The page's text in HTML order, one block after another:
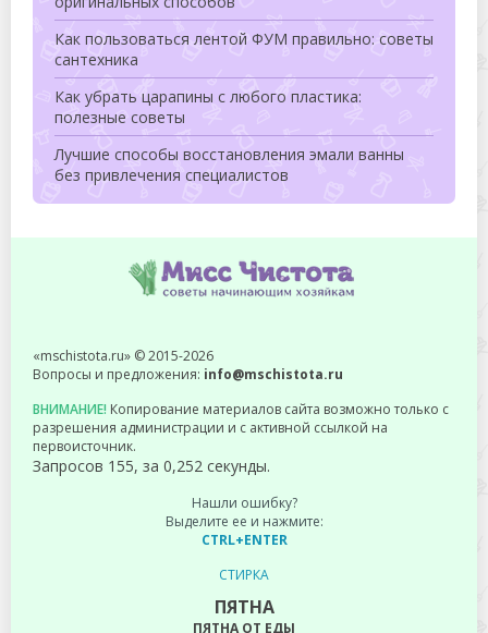
Как пользоваться лентой ФУМ правильно: советы
сантехника
Как убрать царапины с любого пластика:
полезные советы
Лучшие способы восстановления эмали ванны
без привлечения специалистов
«mschistota.ru» © 2015-2026
Вопросы и предложения: info@mschistota.ru
ВНИМАНИЕ! Копирование материалов сайта возможно только с
разрешения администрации и с активной ссылкой на
первоисточник.
Запросов 155, за 0,252 секунды.
Нашли ошибку?
Выделите ее и нажмите:
CTRL+ENTER
СТИРКА
ПЯТНА
ПЯТНА ОТ ЕДЫ